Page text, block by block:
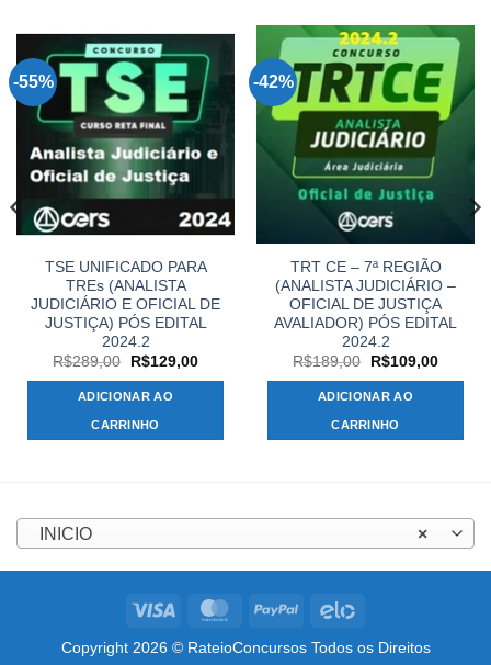
-55%
TSE UNIFICADO PARA
TREs (ANALISTA
JUDICIÁRIO E OFICIAL DE
JUSTIÇA) PÓS EDITAL
2024.2
R$289,00
O
original
era:
R$289,00.
R$129,00O
ADICIONAR AO
CARRINHO
-42%
TRT CE – 7ª REGIÃO
(ANALISTA JUDICIÁRIO –
OFICIAL DE JUSTIÇA
AVALIADOR) PÓS EDITAL
2024.2
R$189,00
O
original
era:
R$189,00.
R$109,00O
ADICIONAR AO
CARRINHO
×
INICIO
Visa MasterCardPayPal
Copyright 2026 © RateioConcursos Todos os Direitos